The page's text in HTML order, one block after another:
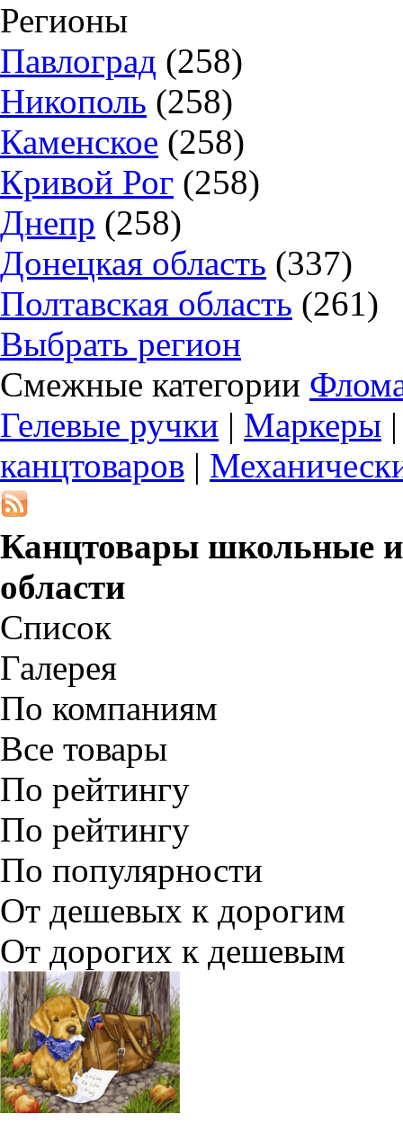
Регионы
Павлоград (258)
Никополь (258)
Каменское (258)
Кривой Рог (258)
Днепр (258)
Донецкая область (337)
Полтавская область (261)
Выбрать регион
Смежные категории
Гелевые ручки | Маркеры
канцтоваров |
Канцтовары школьные
области
Список
Галерея
По компаниям
Все товары
По рейтингу
По рейтингу
По популярности
От дешевых к дорогим
От дорогих к дешевым